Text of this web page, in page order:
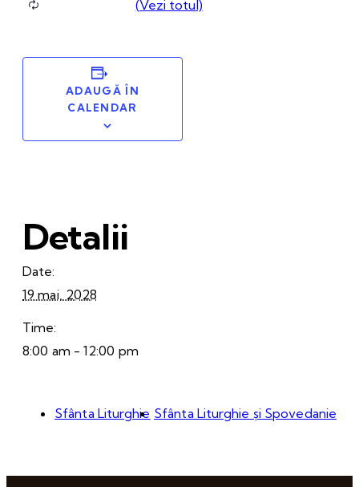
ADAUGĂ ÎN
CALENDAR
Detalii
Date:
19 mai, 2028
Time:
8:00 am - 12:00 pm
Sfânta Liturghie Sfânta Liturghie și Spovedanie